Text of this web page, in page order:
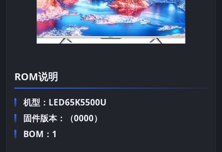
ROM说明
机型：LED65K5500U
固件版本：（0000）
BOM：1